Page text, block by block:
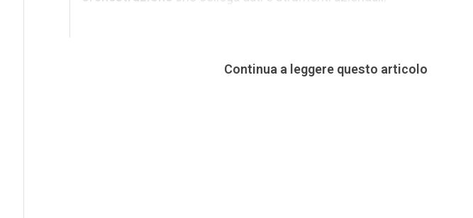
Continua a leggere questo articolo